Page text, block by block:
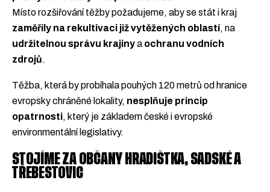
Místo rozšiřování těžby požadujeme, aby se stát i kraj
zaměřily na rekultivaci již vytěžených oblastí, na
udržitelnou správu krajinya ochranu vodních
zdrojů.
Těžba, která by probíhala pouhých 120 metrů od hranice
evropsky chráněné lokality, nesplňuje princip
opatrnosti, který je základem české i evropské
environmentální legislativy.
STOJÍME ZA OBČANY HRADIŠTKA, SADSKÉ A
TŘEBESTOVIC